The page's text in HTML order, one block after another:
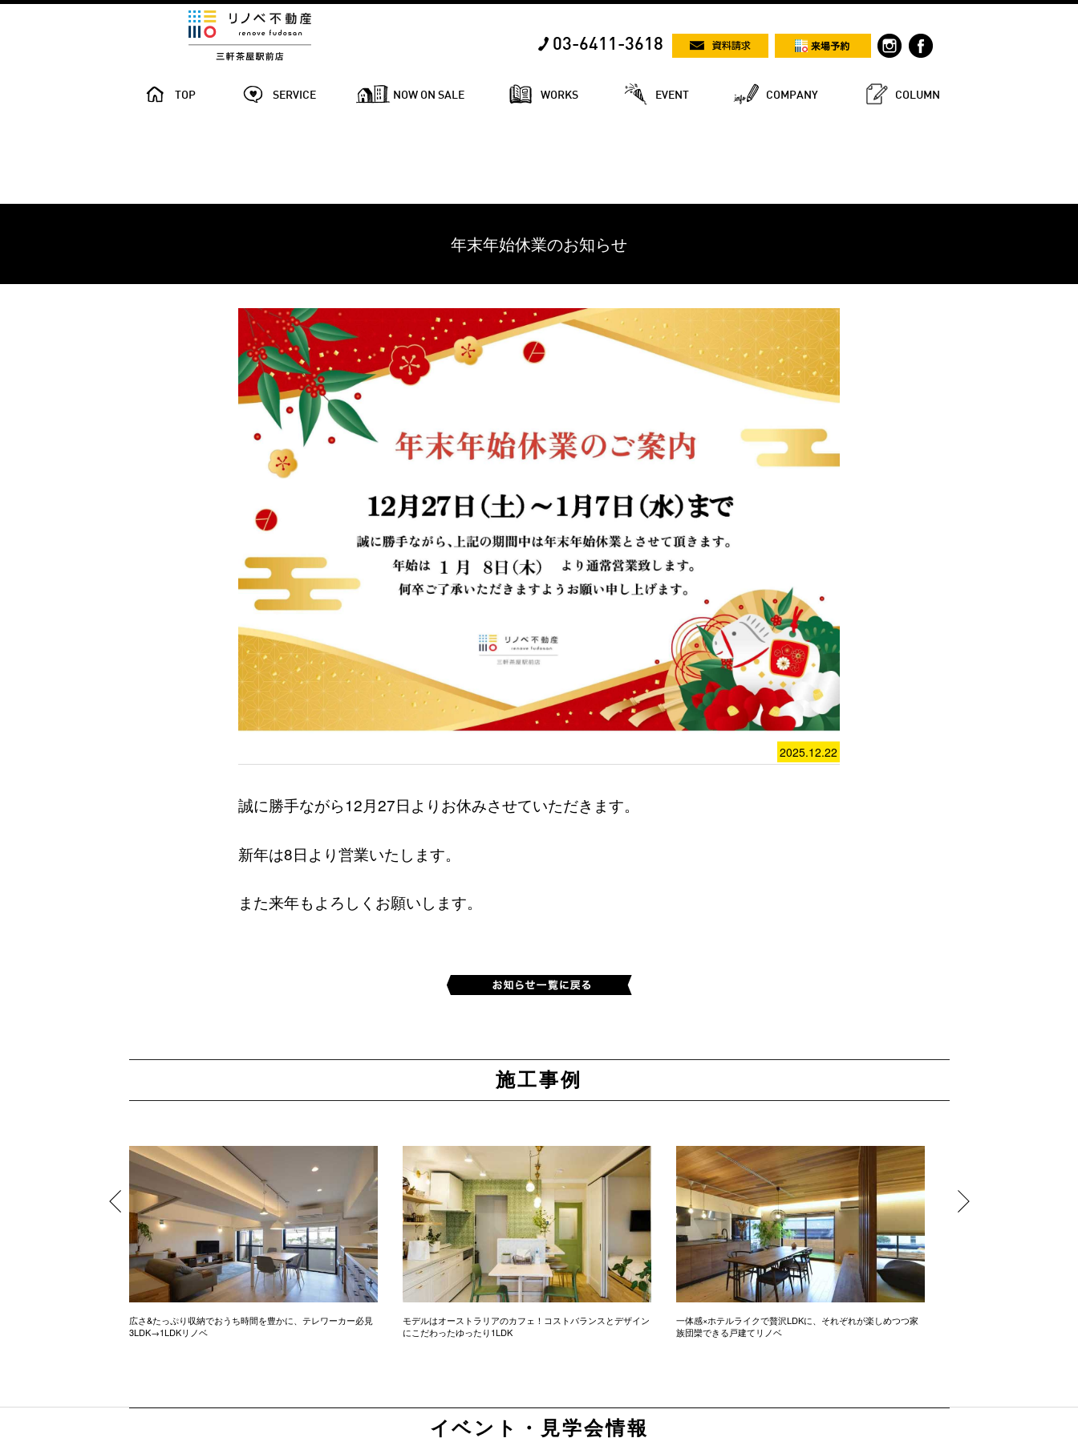
03-6411-3618
TOP SERVICE NOW ON SALE WORKS EVENT COMPANY COLUMN
年末年始休業のお知らせ
2025.12.22
誠に勝手ながら12月27日よりお休みさせていただきます。
新年は8日より営業いたします。
また来年もよろしくお願いします。
施工事例
広さ&たっぷり収納でおうち時間を豊かに、テレワーカー必見
3LDK→1LDKリノベ
モデルはオーストラリアのカフェ！コストバランスとデザイン
にこだわったゆったり1LDK
一体感×ホテルライクで贅沢LDKに、それぞれが楽しめつつ家
族団欒できる戸建てリノベ
イベント・見学会情報